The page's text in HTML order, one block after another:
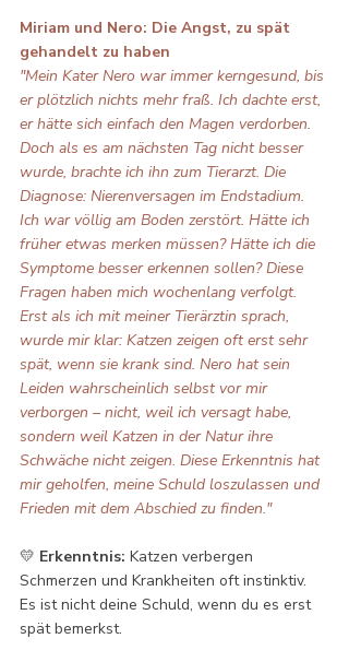
Miriam und Nero: Die Angst, zu spät
gehandelt zu haben
"Mein Kater Nero war immer kerngesund, bis
er plötzlich nichts mehr fraß. Ich dachte erst,
er hätte sich einfach den Magen verdorben.
Doch als es am nächsten Tag nicht besser
wurde, brachte ich ihn zum Tierarzt. Die
Diagnose: Nierenversagen im Endstadium.
Ich war völlig am Boden zerstört. Hätte ich
früher etwas merken müssen? Hätte ich die
Symptome besser erkennen sollen? Diese
Fragen haben mich wochenlang verfolgt.
Erst als ich mit meiner Tierärztin sprach,
wurde mir klar: Katzen zeigen oft erst sehr
spät, wenn sie krank sind. Nero hat sein
Leiden wahrscheinlich selbst vor mir
verborgen – nicht, weil ich versagt habe,
sondern weil Katzen in der Natur ihre
Schwäche nicht zeigen. Diese Erkenntnis hat
mir geholfen, meine Schuld loszulassen und
Frieden mit dem Abschied zu finden."
💛 Erkenntnis: Katzen verbergen
Schmerzen und Krankheiten oft instinktiv.
Es ist nicht deine Schuld, wenn du es erst
spät bemerkst.